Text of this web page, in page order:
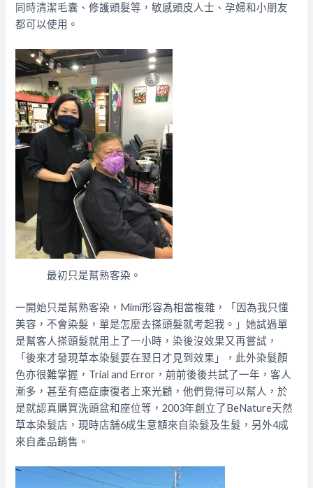
同時清潔毛囊、修護頭髮等，敏感頭皮人士、孕婦和小朋友
都可以使用。
最初只是幫熟客染。
一開始只是幫熟客染，Mimi形容為相當複雜，「因為我只懂
美容，不會染髮，單是怎麼去搽頭髮就考起我。」她試過單
是幫客人搽頭髮就用上了一小時，染後沒效果又再嘗試，
「後來才發現草本染髮要在翌日才見到效果」，此外染髮顏
色亦很難掌握，Trial and Error，前前後後共試了一年，客人
漸多，甚至有癌症康復者上來光顧，他們覺得可以幫人，於
是就認真購買洗頭盆和座位等，2003年創立了BeNature天然
草本染髮店，現時店舖6成生意額來自染髮及生髮，另外4成
來自產品銷售。